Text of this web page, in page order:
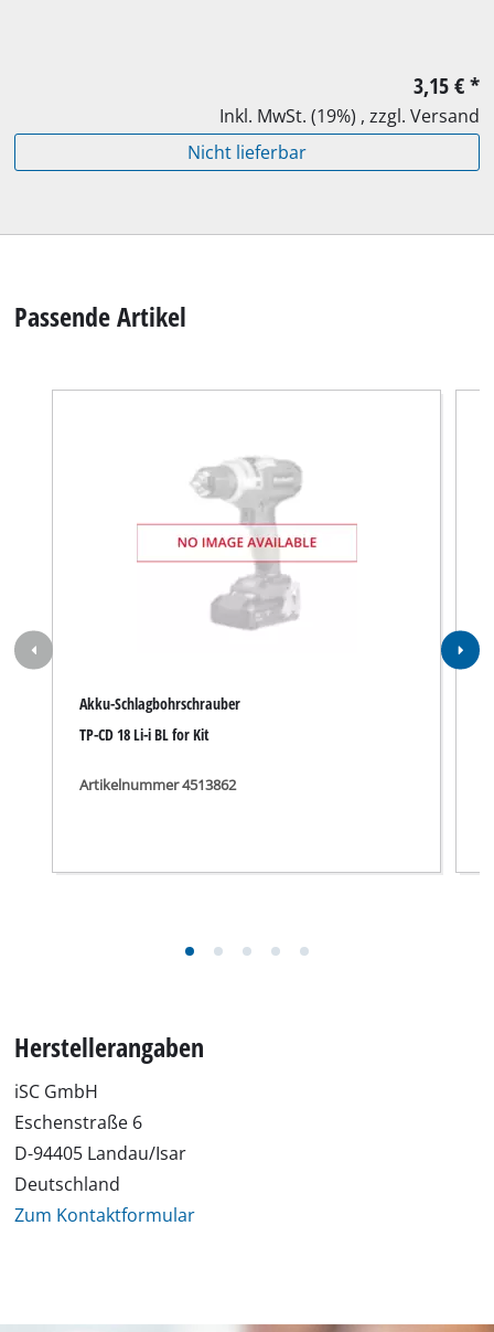
3,15 €*
Inkl. MwSt. (19%) , zzgl. Versand
Nicht lieferbar
Passende Artikel
Akku-Schlagbohrschrauber
TP-CD 18 Li-i BL for Kit
Artikelnummer 4513862
Herstellerangaben
iSC GmbH
Eschenstraße 6
D-94405 Landau/Isar
Deutschland
Zum Kontaktformular